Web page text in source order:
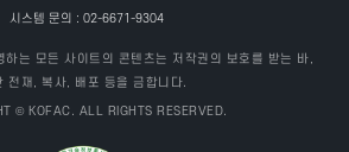
서 오는 별빛이 흔들려요, 공기에 의해서.
시스템 문의 : 02-6671-9304
하는 모든 사이트의 콘텐츠는 저작권의 보호를 받는 바,
전재, 복사, 배포 등을 금합니다.
© KOFAC. ALL RIGHTS RESERVED.